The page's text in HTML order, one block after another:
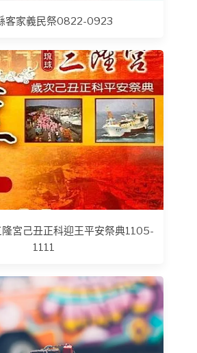
客家義民祭0822-0923
宮己丑正科迎王平安祭典1105-
1111